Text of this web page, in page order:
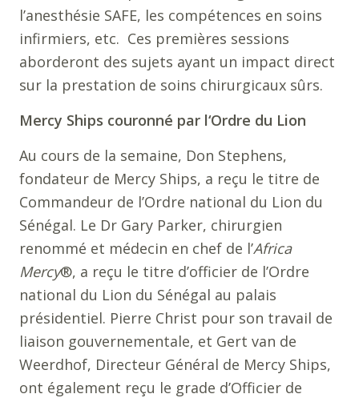
l’anesthésie SAFE, les compétences en soins
infirmiers, etc. Ces premières sessions
aborderont des sujets ayant un impact direct
sur la prestation de soins chirurgicaux sûrs.
Mercy Ships couronné par l‘Ordre du Lion
Au cours de la semaine, Don Stephens,
fondateur de Mercy Ships, a reçu le titre de
Commandeur de l’Ordre national du Lion du
Sénégal. Le Dr Gary Parker, chirurgien
renommé et médecin en chef de l’Africa
Mercy®, a reçu le titre d’officier de l’Ordre
national du Lion du Sénégal au palais
présidentiel. Pierre Christ pour son travail de
liaison gouvernementale, et Gert van de
Weerdhof, Directeur Général de Mercy Ships,
ont également reçu le grade d’Officier de